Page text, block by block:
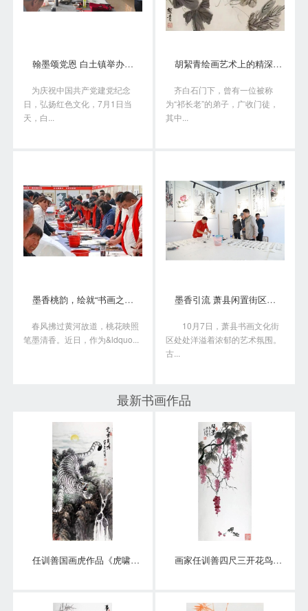
翰墨颂党恩 白土镇举办书画笔会庆“七一”
为庆祝中国共产党建党纪念
日，弘扬红色文化，7月1日当
天，白...
胡絜青绘画艺术上的精深造诣从何而来?
齐白石门下，曾有一位被称
为“祁长老”的弟子，广收门徒，
其中...
墨香桃韵，绘就“书画之乡”新画卷
春风拂过黄河故道，桃花映照
笔墨清香。近日，作为&ldquo...
墨香引流 萧县闲置街区变身书画艺术聚落
10月7日，萧县书画文化街
区处处洋溢着浓郁的艺术氛围。
古...
最新书画作品
任训善国画虎作品《虎啸泉鸣》四尺整张真迹 画家任训善四尺三开花鸟画作品《硕果》